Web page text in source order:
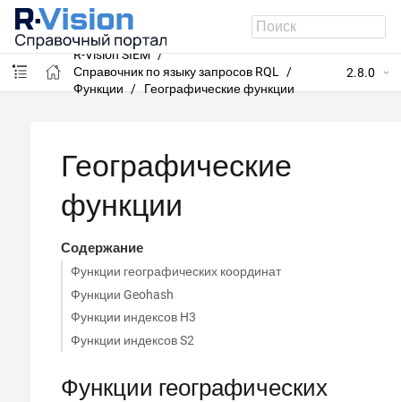
R-Vision SIEM
Справочник по языку запросов RQL
Функции
Географические функции
2.8.0
Географические
функции
Содержание
Функции географических координат
Функции Geohash
Функции индексов H3
Функции индексов S2
Функции географических